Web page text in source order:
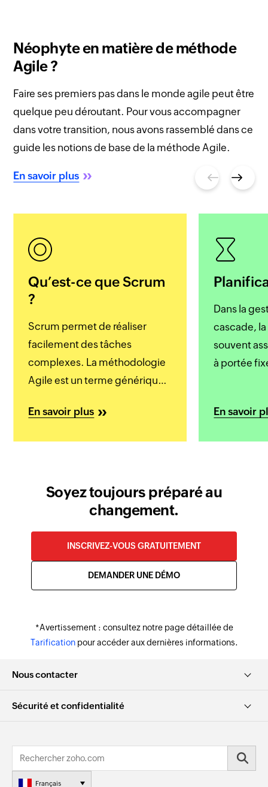
Néophyte en matière de méthode
Agile ?
Faire ses premiers pas dans le monde agile peut être
quelque peu déroutant. Pour vous accompagner
dans votre transition, nous avons rassemblé dans ce
guide les notions de base de la méthode Agile.
En savoir plus Previous
Qu’est-ce que Scrum
?
Scrum permet de réaliser
facilement des tâches
complexes. La méthodologie
Agile est un terme générique
frameworks, Scrum étant le
interchangeables.
En savoir plus
Dans la
cascade,
souvent
à portée
gestion de
aux
En savoir
Next
Soyez toujours préparé au
changement.
INSCRIVEZ-VOUS GRATUITEMENT
DEMANDER UNE DÉMO
*Avertissement : consultez notre page détaillée de
Tarificationpour accéder aux dernières informations.
Nous contacter
Sécurité et confidentialité
Français